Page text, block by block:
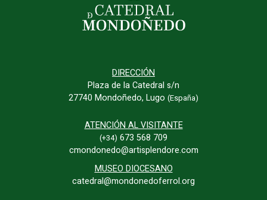
DIRECCIÓN
Plaza de la Catedral s/n
27740 Mondoñedo, Lugo (España)
ATENCIÓN AL VISITANTE
(+34) 673 568 709
cmondonedo@artisplendore.com
MUSEO DIOCESANO
catedral@mondonedoferrol.org